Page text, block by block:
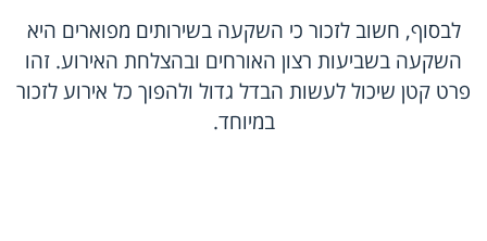
לבסוף, חשוב לזכור כי השקעה בשירותים מפוארים היא
השקעה בשביעות רצון האורחים ובהצלחת האירוע. זהו
פרט קטן שיכול לעשות הבדל גדול ולהפוך כל אירוע לזכור
במיוחד.